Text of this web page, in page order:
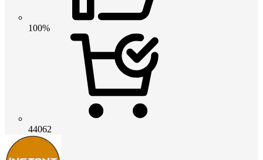
100%
44062